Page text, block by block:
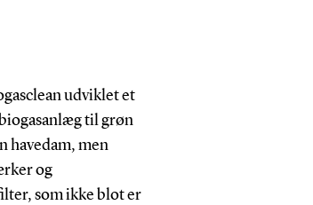
udviklet et
til grøn
havedam, men
og
som ikke blot er